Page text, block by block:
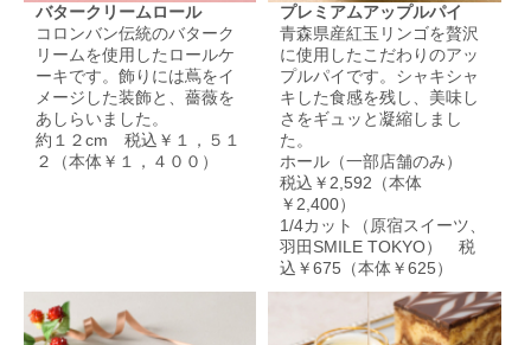
バタークリームロール
コロンバン伝統のバターク
リームを使用したロールケ
ーキです。飾りには蔦をイ
メージした装飾と、薔薇を
あしらいました。
約１２cm 税込￥１，５１
２（本体￥１，４００）
プレミアムアップルパイ
青森県産紅玉リンゴを贅沢
に使用したこだわりのアッ
プルパイです。シャキシャ
キした食感を残し、美味し
さをギュッと凝縮しまし
た。
ホール（一部店舗のみ）
税込￥2,592（本体
￥2,400）
1/4カット（原宿スイーツ、
羽田SMILE TOKYO） 税
込￥675（本体￥625）